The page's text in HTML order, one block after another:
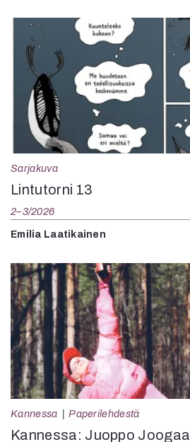
Sarjakuva
Lintutorni 13
2–3/2026
Emilia Laatikainen
Kannessa Paperilehdestä
Kannessa: Juoppo Joogaa